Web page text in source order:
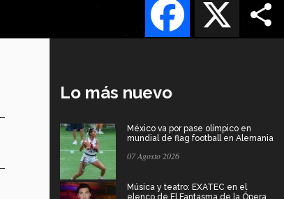
Lo más nuevo
México va por pase olímpico en
mundial de flag football en Alemania
07 Agosto 2026
Música y teatro: EXATEC en el
elenco de El Fantasma de la Ópera